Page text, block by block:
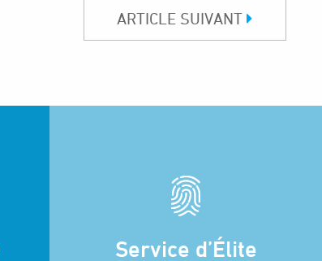
ARTICLE SUIVANT
Service d’Élite